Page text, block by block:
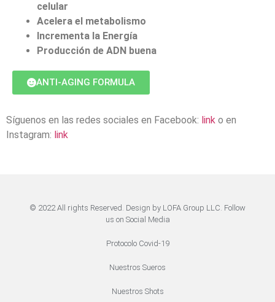
celular
Acelera el metabolismo
Incrementa la Energía
Producción de ADN buena
ANTI-AGING FORMULA
Síguenos en las redes sociales en Facebook: link o en
Instagram: link
© 2022 All rights Reserved. Design by LOFA Group LLC. Follow
us on Social Media
Protocolo Covid-19
Nuestros Sueros
Nuestros Shots